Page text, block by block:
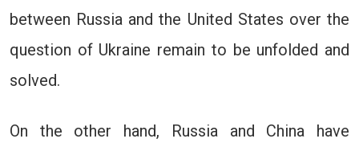
between Russia and the United States over the
question of Ukraine remain to be unfolded and
solved.
On the other hand, Russia and China have